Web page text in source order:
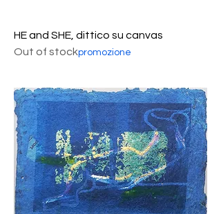
HE and SHE, dittico su canvas
Out of stockpromozione